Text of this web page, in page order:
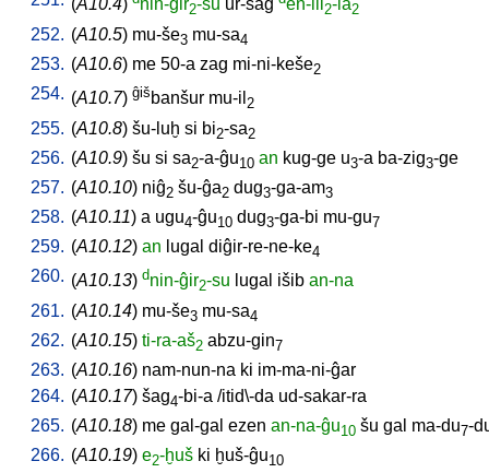
(A10.4) nin-ĝir2-su ur-saĝ en-lil 2-la2
252. (A10.5) mu-še3 mu-sa4
253. (A10.6) me 50-a zag mi-ni-keše2
254. (A10.7) ĝiš banšur mu-il 2
255. (A10.8) šu-luḫ si bi2-sa2
256. (A10.9) šu si sa2-a-ĝu10 an kug-ge u3-a ba-zig3-ge
257. (A10.10) niĝ2 šu-ĝa2 dug3-ga-am3
258. (A10.11) a ugu4-ĝu10 dug3-ga-bi mu-gu7
259. (A10.12) an lugal diĝir-re-ne-ke4
260. (A10.13) dnin-ĝir2-su lugal išib an-na
261. (A10.14) mu-še3 mu-sa4
262. (A10.15) ti-ra-aš2 abzu-gin7
263. (A10.16) nam-nun-na ki im-ma-ni-ĝar
264. (A10.17) šag4-bi-a /itid\-da ud-sakar-ra
265. (A10.18) me gal-gal ezen an-na-ĝu10 šu gal ma-du7-
266. (A10.19) e2-ḫuš ki ḫuš-ĝu10